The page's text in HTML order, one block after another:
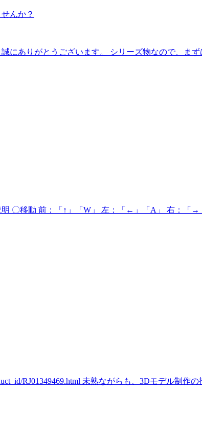
んか？
ありがとうございます。 シリーズ物なので、まず
〇移動 前：「↑」「W」 左：「←」「A」 右：「→
RJ01349469.html 未熟ながらも、3Dモデル制作